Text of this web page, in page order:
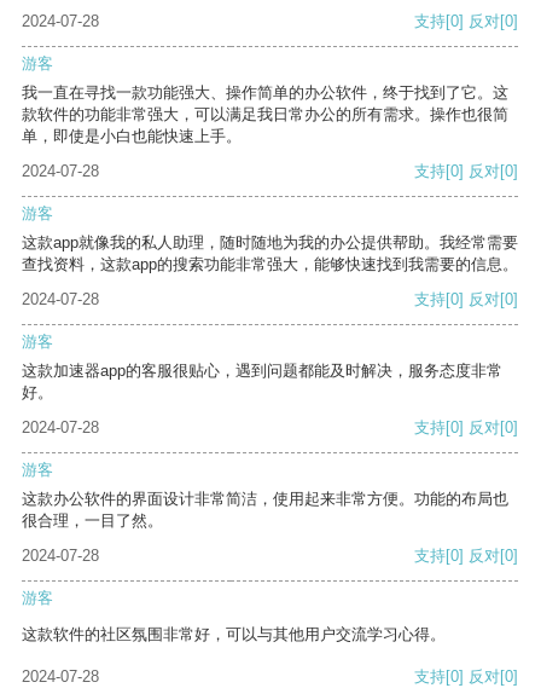
2024-07-28 支持[0] 反对[0]
游客
我一直在寻找一款功能强大、操作简单的办公软件，终于找到了它。这
款软件的功能非常强大，可以满足我日常办公的所有需求。操作也很简
单，即使是小白也能快速上手。
2024-07-28
支持[0] 反对[0]
游客
这款app就像我的私人助理，随时随地为我的办公提供帮助。我经常需要
查找资料，这款app的搜索功能非常强大，能够快速找到我需要的信息。
2024-07-28
支持[0] 反对[0]
游客
这款加速器app的客服很贴心，遇到问题都能及时解决，服务态度非常
好。
2024-07-28
支持[0] 反对[0]
游客
这款办公软件的界面设计非常简洁，使用起来非常方便。功能的布局也
很合理，一目了然。
2024-07-28
支持[0] 反对[0]
游客
这款软件的社区氛围非常好，可以与其他用户交流学习心得。
2024-07-28 支持[0] 反对[0]